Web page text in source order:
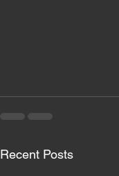
Recent Posts